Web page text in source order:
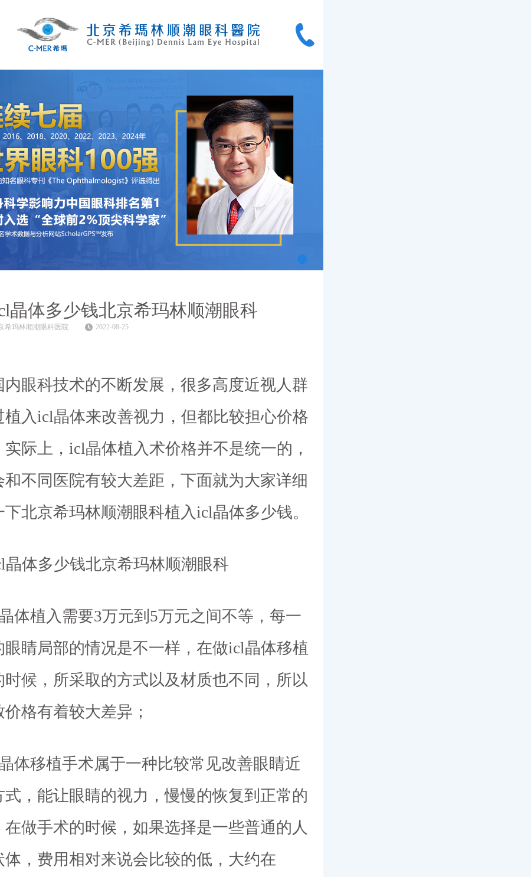
晶体多少钱北京希玛林顺潮眼科
希玛林顺潮眼科医院 2022-08-25
内眼科技术的不断发展，很多高度近视人群
植入icl晶体来改善视力，但都比较担心价格
实际上，icl晶体植入术价格并不是统一的，
和不同医院有较大差距，下面就为大家详细
下北京希玛林顺潮眼科植入icl晶体多少钱。
晶体多少钱北京希玛林顺潮眼科
体植入需要3万元到5万元之间不等，每一
眼睛局部的情况是不一样，在做icl晶体移植
时候，所采取的方式以及材质也不同，所以
格有着较大差异；
体移植手术属于一种比较常见改善眼睛近
式，能让眼睛的视力，慢慢的恢复到正常的
在做手术的时候，如果选择是一些普通的人
体，费用相对来说会比较的低，大约在